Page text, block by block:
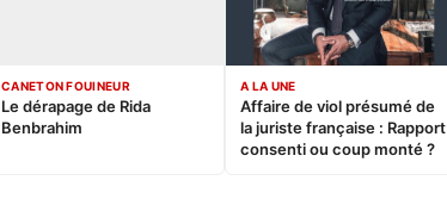
CANETON FOUINEUR
Le dérapage de Rida
Benbrahim
A LA UNE
Affaire de viol présumé de
la juriste française : Rapport
consenti ou coup monté ?